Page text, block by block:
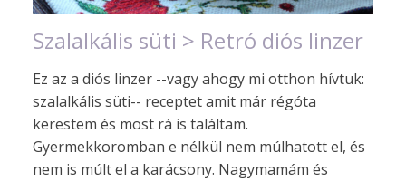
Szalalkális süti > Retró diós linzer
Ez az a diós linzer --vagy ahogy mi otthon hívtuk:
szalalkális süti-- receptet amit már régóta
kerestem és most rá is találtam.
Gyermekkoromban e nélkül nem múlhatott el, és
nem is múlt el a karácsony. Nagymamám és